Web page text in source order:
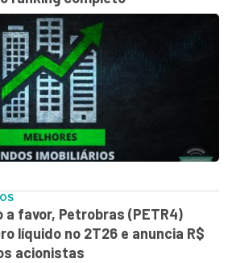
a favor, Petrobras (PETR4)
líquido no 2T26 e anuncia R$
acionistas